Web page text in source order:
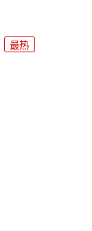
最热